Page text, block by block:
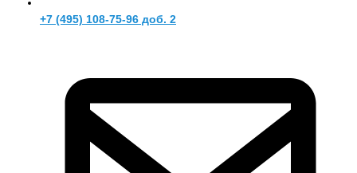
+7 (495) 108-75-96 доб. 2